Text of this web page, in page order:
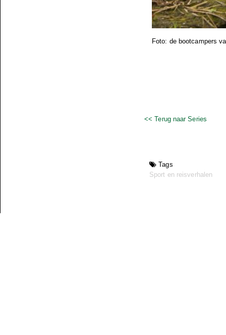
Foto: de bootcampers
<< Terug naar Series
Tags
Sport en reisverhalen